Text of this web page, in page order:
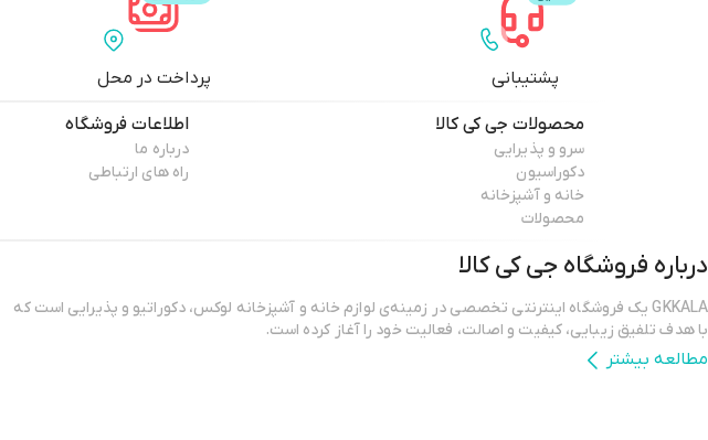
پشتیبانی پرداخت در محل
محصولات جی کی کالا
سرو و پذیرایی
دکوراسیون
خانه و آشپزخانه
محصولات
اطلاعات فروشگاه
درباره ما
راه های ارتباطی
درباره فروشگاه جی کی کالا
GKKALA یک فروشگاه اینترنتی تخصصی در زمینه‌ی لوازم خانه و آشپزخانه لوکس، دکوراتیو و پذیرایی است که
با هدف تلفیق زیبایی، کیفیت و اصالت، فعالیت خود را آغاز کرده است.
مطالعه بیشتر